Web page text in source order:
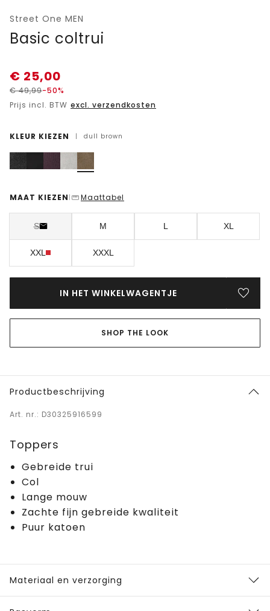
Street One MEN
Basic coltrui
€ 25,00
€49,99-50%
Prijs incl. BTW excl. verzendkosten
KLEUR KIEZEN | dull brown
MAAT KIEZEN | Maattabel
S M L XL
XXL XXXL
IN HET WINKELWAGENTJE
SHOP THE LOOK
Productbeschrijving
Art. nr.: D30325916599
Toppers
Gebreide trui
Col
Lange mouw
Zachte fijn gebreide kwaliteit
Puur katoen
Materiaal en verzorging